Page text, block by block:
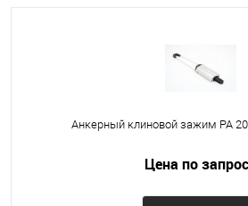
Анкерный клиновой зажим PA
Цена по